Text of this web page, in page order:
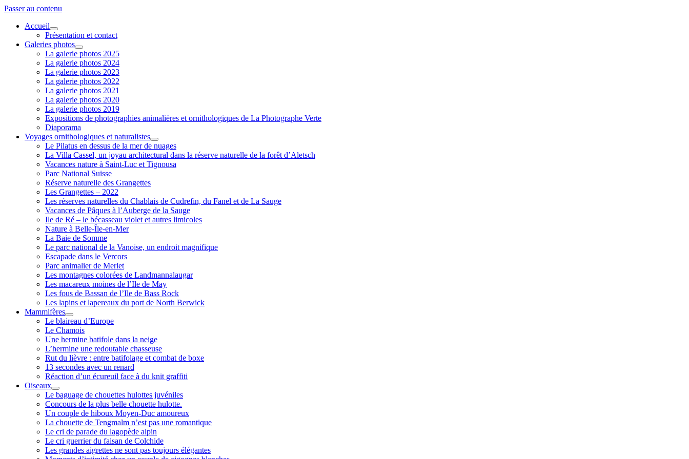
Passer au contenu
Accueil
ouvrir
menu
Présentation et contact
Galeries photos
ouvrir
menu
La galerie photos 2025
La galerie photos 2024
La galerie photos 2023
La galerie photos 2022
La galerie photos 2021
La galerie photos 2020
La galerie photos 2019
Expositions de photographies animalières et ornithologiques de La Photographe Verte
Diaporama
Voyages ornithologiques et naturalistes
ouvrir
menu
Le Pilatus en dessus de la mer de nuages
La Villa Cassel, un joyau architectural dans la réserve naturelle de la forêt d’Aletsch
Vacances nature à Saint-Luc et Tignousa
Parc National Suisse
Réserve naturelle des Grangettes
Les Grangettes – 2022
Les réserves naturelles du Chablais de Cudrefin, du Fanel et de La Sauge
Vacances de Pâques à l’Auberge de la Sauge
Ile de Ré – le bécasseau violet et autres limicoles
Nature à Belle-Île-en-Mer
La Baie de Somme
Le parc national de la Vanoise, un endroit magnifique
Escapade dans le Vercors
Parc animalier de Merlet
Les montagnes colorées de Landmannalaugar
Les macareux moines de l’Ile de May
Les fous de Bassan de l’Ile de Bass Rock
Les lapins et lapereaux du port de North Berwick
Mammifères
ouvrir
menu
Le blaireau d’Europe
Le Chamois
Une hermine batifole dans la neige
L’hermine une redoutable chasseuse
Rut du lièvre : entre batifolage et combat de boxe
13 secondes avec un renard
Réaction d’un écureuil face à du knit graffiti
Oiseaux
ouvrir
menu
Le baguage de chouettes hulottes juvéniles
Concours de la plus belle chouette hulotte.
Un couple de hiboux Moyen-Duc amoureux
La chouette de Tengmalm n’est pas une romantique
Le cri de parade du lagopède alpin
Le cri guerrier du faisan de Colchide
Les grandes aigrettes ne sont pas toujours élégantes